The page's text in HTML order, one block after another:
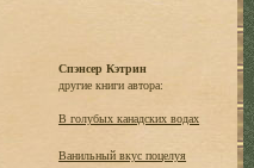
Спэнсер Кэтрин
другие книги автора:
В голубых канадских водах
Ванильный вкус поцелуя